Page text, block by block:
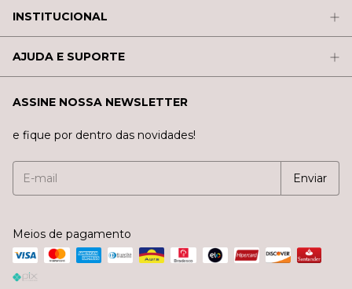
INSTITUCIONAL
AJUDA E SUPORTE
ASSINE NOSSA NEWSLETTER
e fique por dentro das novidades!
Meios de pagamento